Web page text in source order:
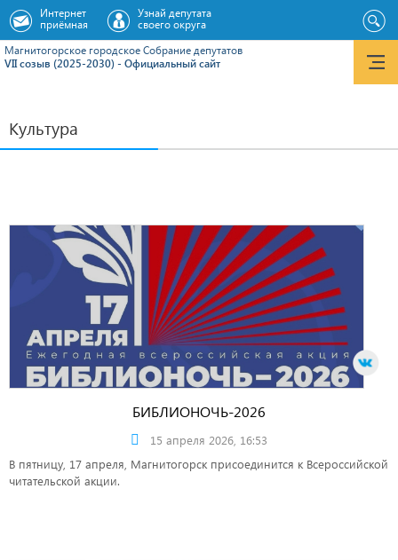
Магнитогорское городское Cобрание депутатов
VII созыв (2025-2030) - Официальный сайт
Интернет
приёмная
Узнай депутата
своего округа
Культура
БИБЛИОНОЧЬ-2026
15 апреля 2026, 16:53
В пятницу, 17 апреля, Магнитогорск присоединится к Всероссийской
читательской акции.